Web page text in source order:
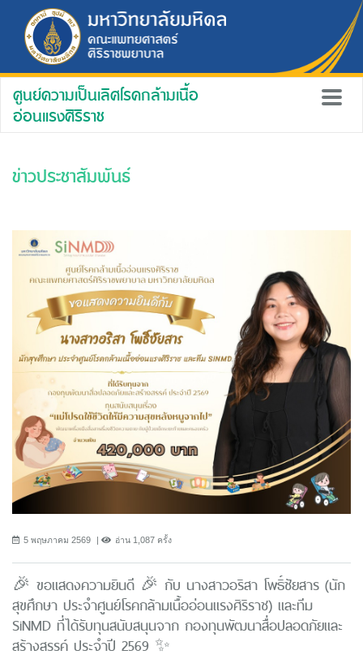
ศูนย์ความเป็นเลิศโรคกล้ามเนื้อ
อ่อนแรงศิริราช
ข่าวประชาสัมพันธ์
5 พฤษภาคม 2569 อ่าน 1,087 ครั้ง
🎉 ขอแสดงความยินดี 🎉 กับ นางสาวอริสา โพธิ์ชัยสาร (นัก
สุขศึกษา ประจำศูนย์โรคกล้ามเนื้ออ่อนแรงศิริราช) และทีม
SiNMD ที่ได้รับทุนสนับสนุนจาก กองทุนพัฒนาสื่อปลอดภัยและ
สร้างสรรค์ ประจำปี 2569 ✨